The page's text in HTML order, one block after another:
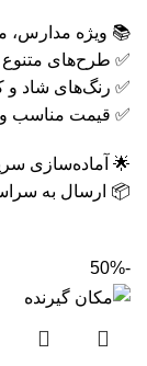
📚 ویژه مدارس،
✅ طرح‌های متنوع
✅ رنگ‌های شاد و
✅ قیمت مناسب
🌟 آماده‌سازی
📦 ارسال به
-50%